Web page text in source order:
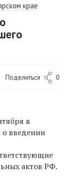
крае
Поделиться 0
в
о введении
актов РФ.